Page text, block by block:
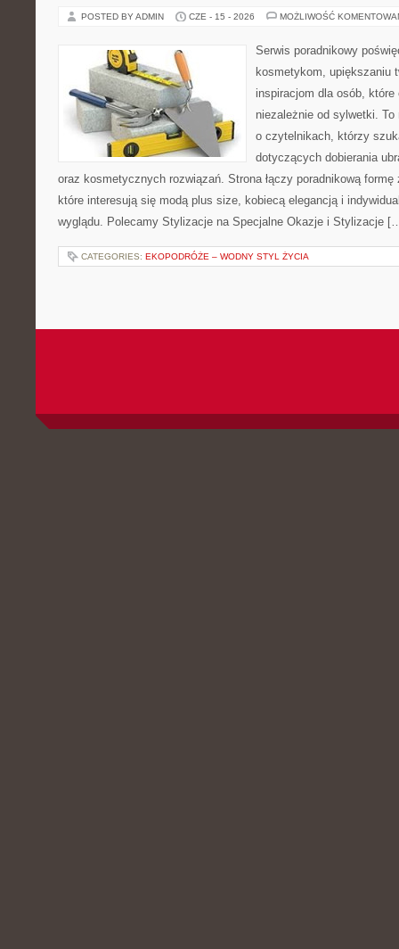
POSTED BY ADMIN CZE - 15 - 2026 MOŻLIWOŚĆ
Serwis poradnikowy
kosmetykom, upiększaniu
inspiracjom dla osób,
niezależnie od sylwetki.
o czytelnikach, którzy
dotyczących dobierania
oraz kosmetycznych rozwiązań. Strona łączy poradnikową
które interesują się modą plus size, kobiecą elegancją i
wyglądu. Polecamy Stylizacje na Specjalne Okazje i Stylizacje
CATEGORIES: EKOPODRÓŻE – WODNY STYL ŻYCIA